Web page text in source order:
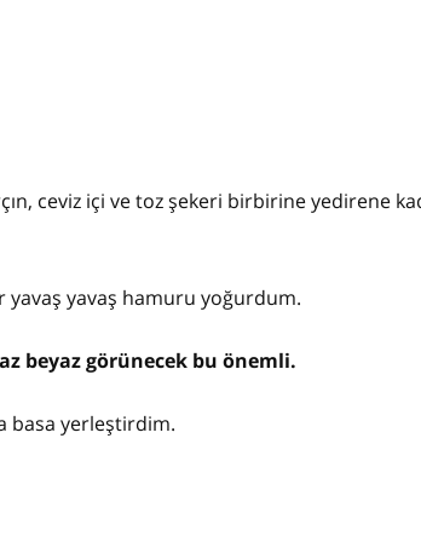
ceviz içi ve toz şekeri birbirine yedirene
yavaş yavaş hamuru yoğurdum.
beyaz görünecek bu önemli.
basa yerleştirdim.